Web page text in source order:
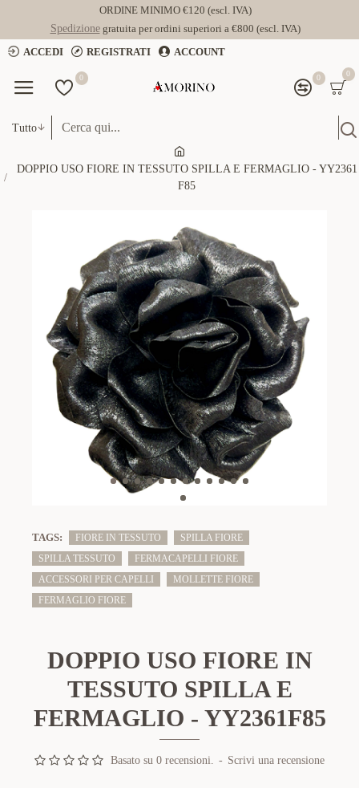
ORDINE MINIMO €120 (escl. IVA)
Spedizionegratuita per ordini superiori a €800 (escl. IVA)
ACCEDI
REGISTRATI ACCOUNT
0 0 0
Tutto
DOPPIO USO FIORE IN TESSUTO SPILLA E FERMAGLIO - YY2361
F85
TAGS: FIORE IN TESSUTO
SPILLA FIORE
SPILLA TESSUTO
FERMACAPELLI FIORE
ACCESSORI PER CAPELLI
MOLLETTE FIORE
FERMAGLIO FIORE
DOPPIO USO FIORE IN
TESSUTO SPILLA E
FERMAGLIO - YY2361F85
Basato su 0 recensioni. - Scrivi una recensione